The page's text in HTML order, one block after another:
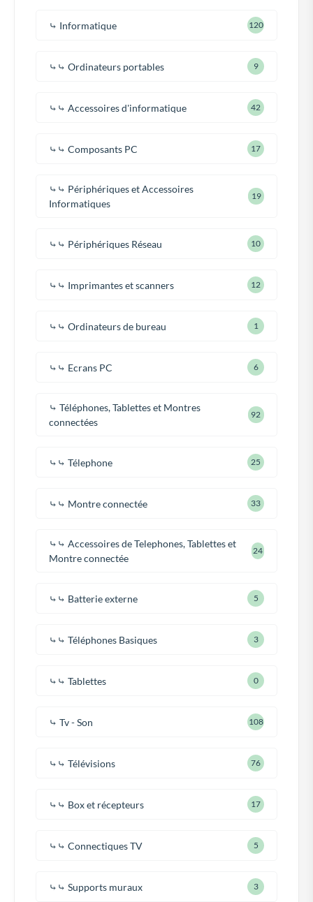
⤷ Informatique 120
⤷⤷ Ordinateurs portables 9
⤷⤷ Accessoires d'informatique 42
⤷⤷ Composants PC 17
⤷⤷ Périphériques et Accessoires
Informatiques
19
⤷⤷ Périphériques Réseau 10
⤷⤷ Imprimantes et scanners 12
⤷⤷ Ordinateurs de bureau 1
⤷⤷ Ecrans PC 6
⤷ Téléphones, Tablettes et Montres
connectées
92
⤷⤷ Télephone 25
⤷⤷ Montre connectée 33
⤷⤷ Accessoires de Telephones, Tablettes et
Montre connectée
24
⤷⤷ Batterie externe 5
⤷⤷ Téléphones Basiques 3
⤷⤷ Tablettes 0
⤷ Tv - Son 108
⤷⤷ Télévisions 76
⤷⤷ Box et récepteurs 17
⤷⤷ Connectiques TV 5
⤷⤷ Supports muraux 3